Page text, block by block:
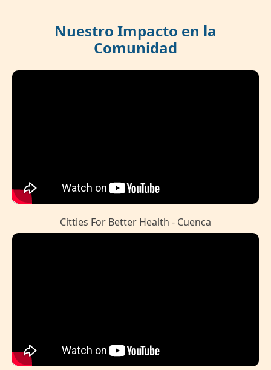
Nuestro Impacto en la
Comunidad
Citties For Better Health - Cuenca